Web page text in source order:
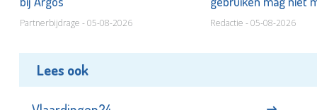
Partnerbijdrage - 05-08-2026 Redactie - 05-08-2026
Lees ook